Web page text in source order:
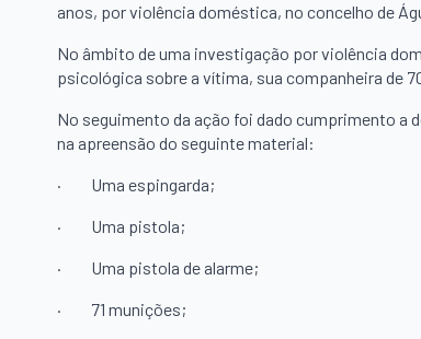
anos, por violência doméstica, no concelho de
No âmbito de uma investigação por violência
psicológica sobre a vítima, sua companheira de
No seguimento da ação foi dado cumprimento a
na apreensão do seguinte material:
· Uma espingarda;
· Uma pistola;
· Uma pistola de alarme;
· 71 munições;